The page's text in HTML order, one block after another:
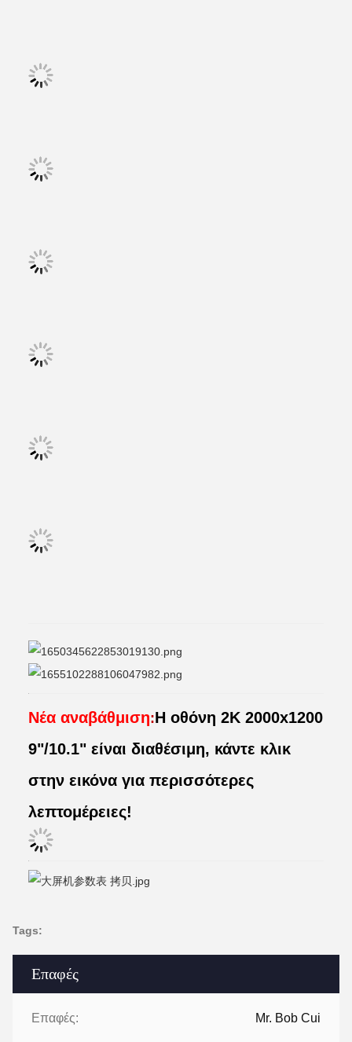
Επαφές
Επαφές: Mr. Bob Cui
Νέα αναβάθμιση:Η οθόνη 2K 2000x1200
9"/10.1" είναι διαθέσιμη, κάντε κλικ
στην εικόνα για περισσότερες
λεπτομέρειες!
Tags: